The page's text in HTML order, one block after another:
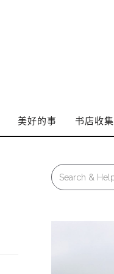
美好的事 书店收集
Search
for: